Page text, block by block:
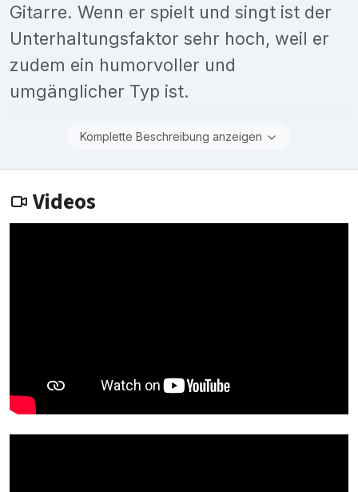
Gitarre. Wenn er spielt und singt ist der
Unterhaltungsfaktor sehr hoch, weil er
zudem ein humorvoller und
umgänglicher Typ ist.
Komplette Beschreibung anzeigen
Videos